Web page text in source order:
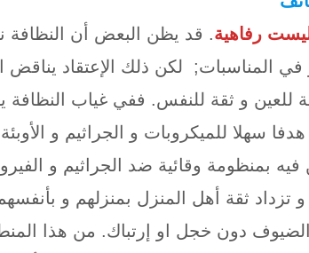
رفاهية. قد يظن البعض أن النظافة
في المناسبات; لكن ذلك الإعتقاد يناقض
للعين و ثقة للنفس. ففي غياب
سهلا للميكروبات و الجراثيم و
بمنظومة وقائية ضد الجراثيم و
و تزداد ثقة أهل المنزل بمنزلهم و
الضيوف دون خجل او إرتباك. من هذا